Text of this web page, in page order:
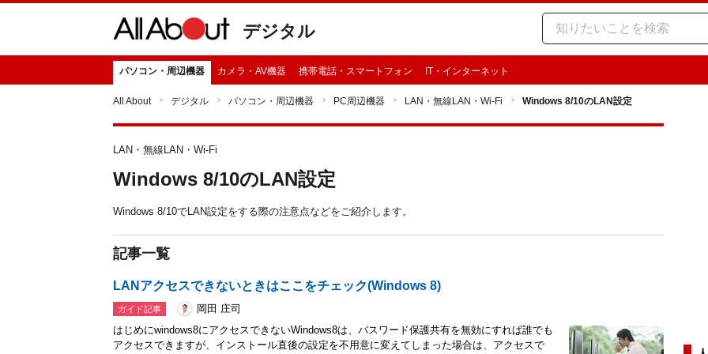
デジタル
パソコン・周辺機器 カメラ・AV機器 携帯電話・スマートフォン IT・インターネット
All About デジタル パソコン・周辺機器 PC周辺機器 LAN・無線LAN・Wi-Fi Windows 8/10のLAN設定
LAN・無線LAN・Wi-Fi
Windows 8/10のLAN設定
Windows 8/10でLAN設定をする際の注意点などをご紹介します。
記事一覧
LANアクセスできないときはここをチェック(Windows 8)
ガイド記事
岡田 庄司
はじめにwindows8にアクセスできないWindows8は、パスワード保護共有を無効にすれば誰でも
アクセスできますが、インストール直後の設定を不用意に変えてしまった場合は、アクセスで